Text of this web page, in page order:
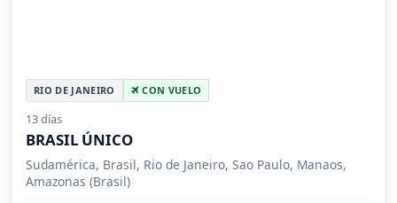
RIO DE JANEIRO CON VUELO
13 días
BRASIL ÚNICO
Sudamérica, Brasil, Rio de Janeiro, Sao Paulo, Manaos,
Amazonas (Brasil)